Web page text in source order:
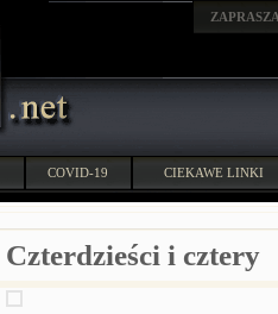
COVID-19 CIEKAWE LINKI
Czterdzieści i cztery